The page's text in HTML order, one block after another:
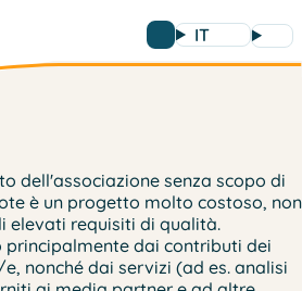
IT
dell'associazione senza scopo di
è un progetto molto costoso, non
elevati requisiti di qualità.
dai contributi dei
nonché dai servizi (ad es. analisi